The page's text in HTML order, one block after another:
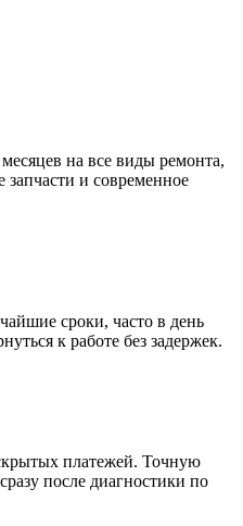
на все виды ремонта,
запчасти и современное
сроки, часто в день
к работе без задержек.
платежей. Точную
после диагностики по